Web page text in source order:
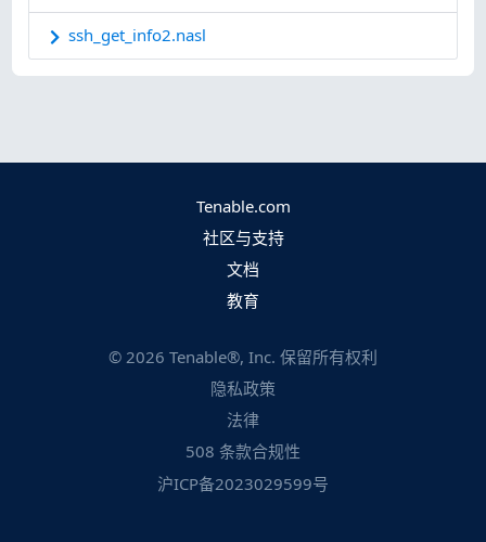
ssh_get_info2.nasl
Tenable.com
社区与支持
文档
教育
© 2026 Tenable®, Inc. 保留所有权利
隐私政策
法律
508 条款合规性
沪ICP备2023029599号